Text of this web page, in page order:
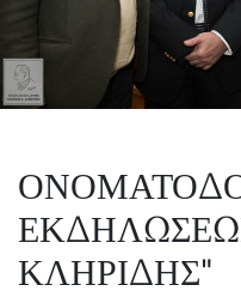
ΚΛΗΡΙΔΗΣ"